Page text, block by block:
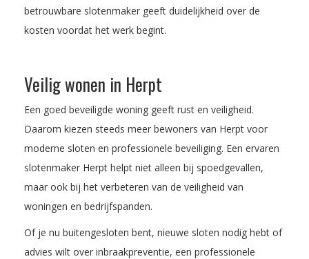
betrouwbare slotenmaker geeft duidelijkheid over de
kosten voordat het werk begint.
Veilig wonen in Herpt
Een goed beveiligde woning geeft rust en veiligheid.
Daarom kiezen steeds meer bewoners van Herpt voor
moderne sloten en professionele beveiliging. Een ervaren
slotenmaker Herpt helpt niet alleen bij spoedgevallen,
maar ook bij het verbeteren van de veiligheid van
woningen en bedrijfspanden.
Of je nu buitengesloten bent, nieuwe sloten nodig hebt of
advies wilt over inbraakpreventie, een professionele